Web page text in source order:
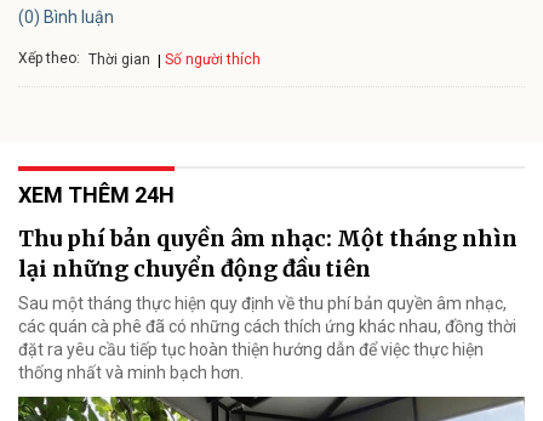
(0) Bình luận
Xếp theo: Thời gian Số người thích
XEM THÊM 24H
Thu phí bản quyền âm nhạc: Một tháng nhìn
lại những chuyển động đầu tiên
Sau một tháng thực hiện quy định về thu phí bản quyền âm nhạc,
các quán cà phê đã có những cách thích ứng khác nhau, đồng thời
đặt ra yêu cầu tiếp tục hoàn thiện hướng dẫn để việc thực hiện
thống nhất và minh bạch hơn.